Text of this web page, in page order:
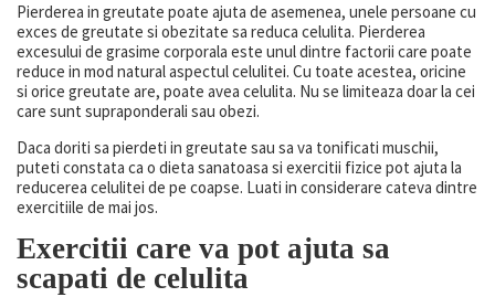
Pierderea in greutate poate ajuta de asemenea, unele persoane cu
exces de greutate si obezitate sa reduca celulita. Pierderea
excesului de grasime corporala este unul dintre factorii care poate
reduce in mod natural aspectul celulitei. Cu toate acestea, oricine
si orice greutate are, poate avea celulita. Nu se limiteaza doar la cei
care sunt supraponderali sau obezi.
Daca doriti sa pierdeti in greutate sau sa va tonificati muschii,
puteti constata ca o dieta sanatoasa si exercitii fizice pot ajuta la
reducerea celulitei de pe coapse. Luati in considerare cateva dintre
exercitiile de mai jos.
Exercitii care va pot ajuta sa
scapati de celulita